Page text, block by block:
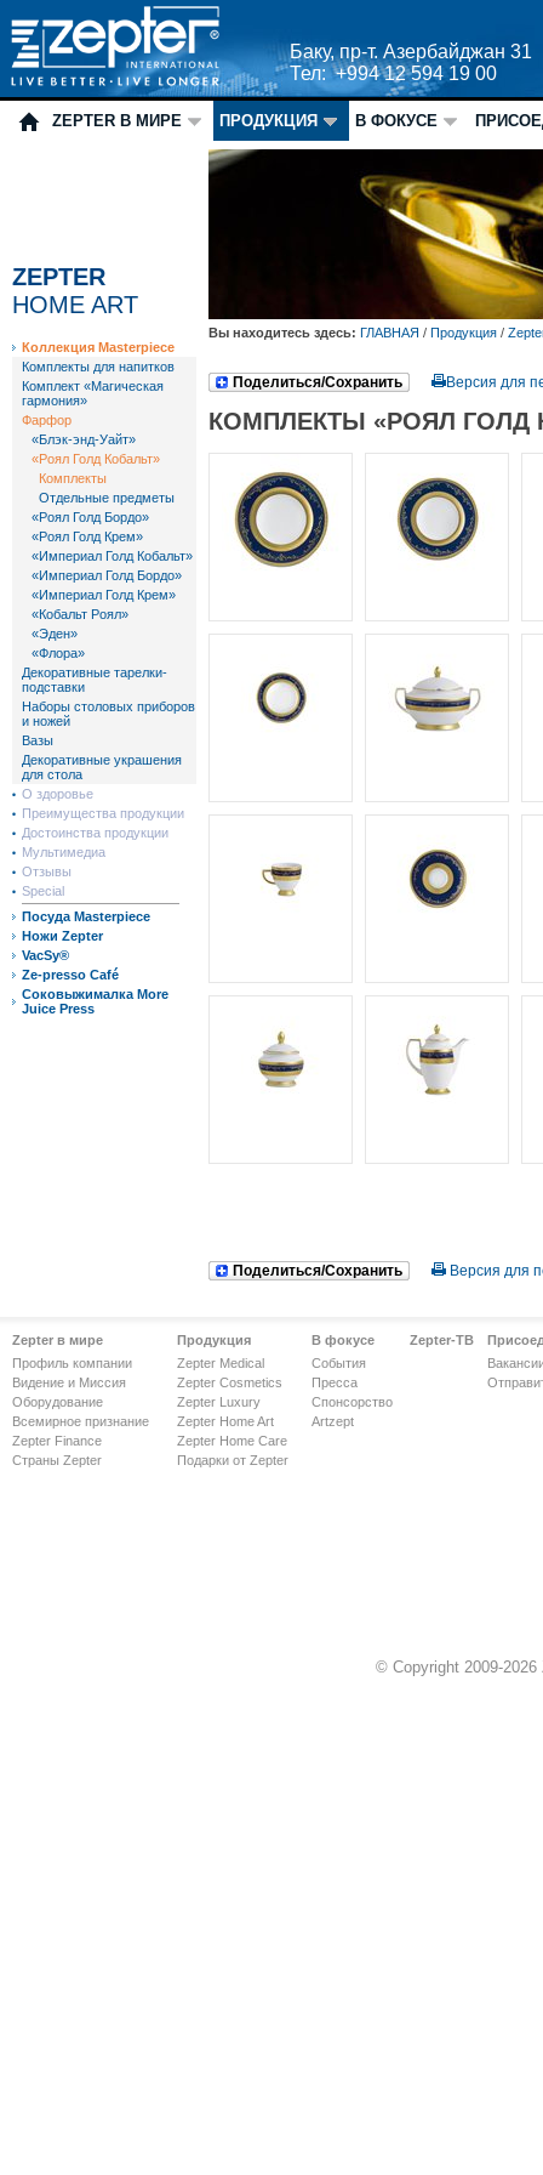
Баку, пр-т. Азербайджан 31
Тел: +994 12 594 19 00
ZEPTER В МИРЕ ПРОДУКЦИЯ В ФОКУСЕ
ZEPTER
HOME ART
Коллекция Masterpiece
Комплекты для напитков
Комплект «Магическая
гармония»
Фарфор
«Блэк-энд-Уайт»
«Роял Голд Кобальт»
Комплекты
Отдельные предметы
«Роял Голд Бордо»
«Роял Голд Крем»
«Империал Голд Кобальт»
«Империал Голд Бордо»
«Империал Голд Крем»
«Кобальт Роял»
«Эден»
«Флора»
Декоративные тарелки-
подставки
Наборы столовых приборов
и ножей
Вазы
Декоративные украшения
для стола
О здоровье
Преимущества продукции
Достоинства продукции
Мультимедиа
Отзывы
Special
Посуда Masterpiece
Ножи Zepter
VacSy®
Ze-presso Café
Соковыжималка More
Juice Press
Вы находитесь здесь: ГЛАВНАЯ / Продукция /
Поделиться/Сохранить Версия для
КОМПЛЕКТЫ «РОЯЛ ГОЛД
Поделиться/Сохранить Версия для
Zepter в мире
Профиль компании
Видение и Миссия
Оборудование
Всемирное признание
Zepter Finance
Страны Zepter
Продукция
Zepter Medical
Zepter Cosmetics
Zepter Luxury
Zepter Home Art
Zepter Home Care
Подарки от Zepter
В фокусе
События
Пресса
Спонсорство
Artzept
Zepter-ТВ
© Copyright 2009-